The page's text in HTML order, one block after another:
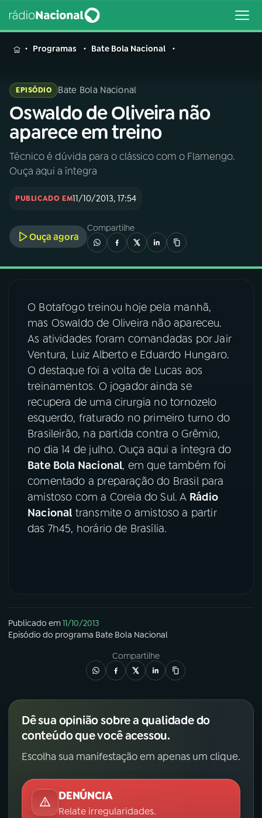
MENU
Buscar
na
Rádio
Nacional
Buscar
04PROGRAMAS
05 PODCASTS
06VIDEOCASTS
ÚLTIMAS
08FESTIVAL DE MÚSICA
Programas Bate Bola Nacional
EPISÓDIO Bate Bola Nacional
Oswaldo de Oliveira não
aparece em treino
Técnico é dúvida para o clássico com o Flamengo.
Ouça aqui a íntegra
PUBLICADO EM11/10/2013, 17:54
Ouça agora
Compartilhe
O Botafogo treinou hoje pela manhã,
mas Oswaldo de Oliveira não apareceu.
As atividades foram comandadas por Jair
Ventura, Luiz Alberto e Eduardo Hungaro.
O destaque foi a volta de Lucas aos
treinamentos. O jogador ainda se
recupera de uma cirurgia no tornozelo
esquerdo, fraturado no primeiro turno do
Brasileirão, na partida contra o Grêmio,
no dia 14 de julho. Ouça aqui a íntegra do
Bate Bola Nacional, em que também foi
comentado a preparação do Brasil para
amistoso com a Coreia do Sul. A Rádio
Nacional transmite o amistoso a partir
das 7h45, horário de Brasília.
Publicado em11/10/2013
Episódio do programa Bate Bola Nacional
Compartilhe
Dê sua opinião sobre a qualidade do
conteúdo que você acessou.
Escolha sua manifestação em apenas um clique.
DENÚNCIA
Relate irregularidades.